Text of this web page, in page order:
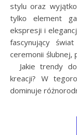
stylu oraz
tylko element
ekspresji i
fascynujący
ceremonii ślubnej,
Jakie trendy
kreacji? W
dominuje